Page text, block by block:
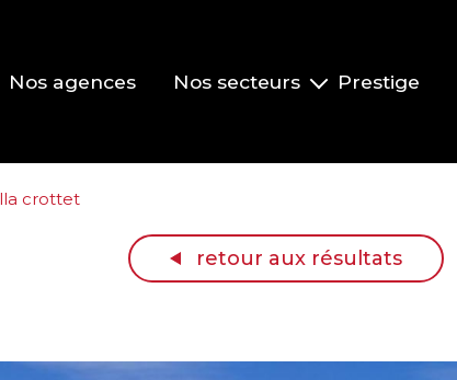
Nos agences Nos secteurs
La Roche-Vineuse et le Clusinois
Prestige
crottet
retour aux résultats